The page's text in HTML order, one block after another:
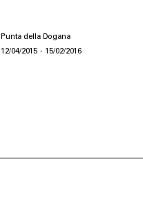
Punta della Dogana
12/04/2015
15/02/2016